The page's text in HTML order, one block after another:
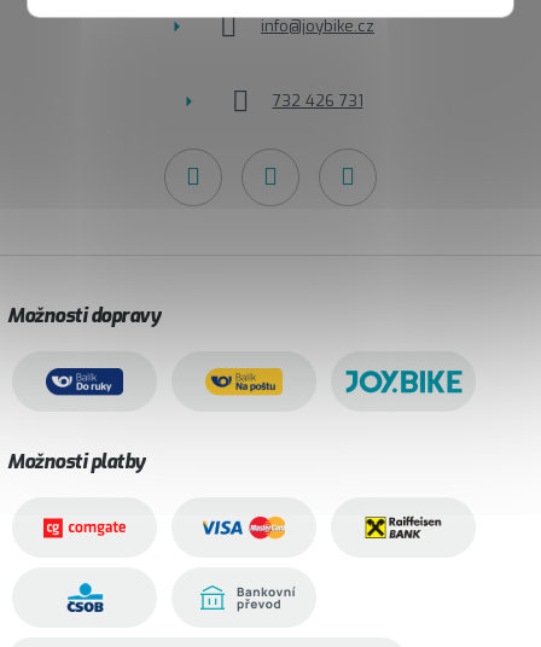
info@joybike.cz
732 426 731
Možnosti dopravy
Možnosti platby